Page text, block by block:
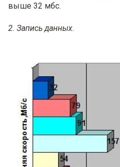
выше 32 мбс.
2. Запись данных.